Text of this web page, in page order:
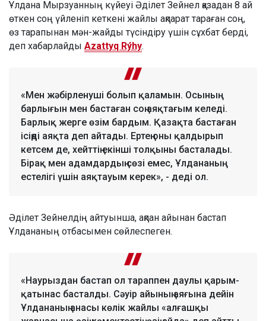
Ұлдана Мырзуанның күйеуі Әділет Зейнел қазадан 8 ай
өткен соң үйленіп кеткені жайлы ақпарат тараған соң,
өз тарапынан мән-жайды түсіндіру үшін сұхбат берді,
деп хабарлайды Azattyq Rýhy.
«Мен жәбірленуші болып қаламын. Осының
барлығын мен бастаған соң аяқтағым келеді.
Барлық жерге өзім бардым. Қазақта бастаған
ісіңді аяқта деп айтады. Ертең оны қалдырып
кетсем де, хейттің екінші толқыны басталады.
Бірақ мен адамдардың сөзі емес, Ұлдананың
естелігі үшін аяқтауым керек», - деді ол.
Әділет Зейнелдің айтуынша, ақпан айынан бастап
Ұлдананың отбасымен сөйлеспеген.
«Наурыздан бастап ол тараппен даулы қарым-
қатынас басталды. Сәуір айының аяғына дейін
Ұлдананың анасы көлік жайлы «алғашқы